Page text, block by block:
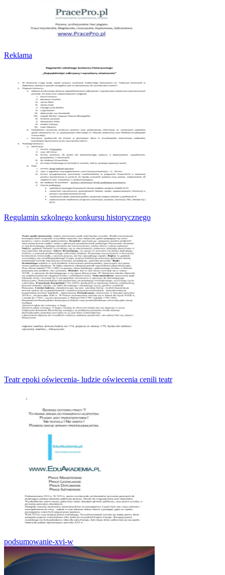
Reklama
Regulamin szkolnego konkursu historycznego
Teatr epoki oświecenia- ludzie oświecenia cenili teatr
podsumowanie-xvi-w